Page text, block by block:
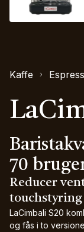
Kaffe
70
Reducer
touchstyring
LaCimbali S20
og fås i to